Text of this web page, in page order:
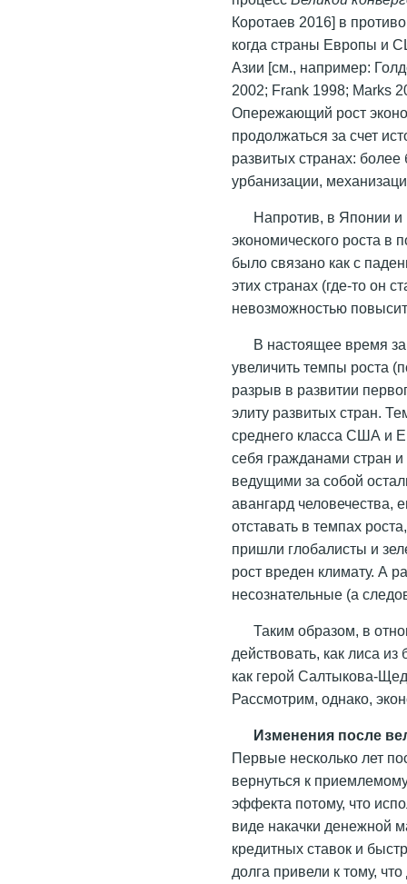
Коротаев 2016] в
когда страны Европы и
Азии [см., например:
2002; Frank 1998; Marks
Опережающий рост
продолжаться за счет
развитых странах:
урбанизации,
Напротив, в Японии и
экономического роста в
было связано как с
этих странах (где-то он
невозможностью
В настоящее время
увеличить темпы роста
разрыв в развитии
элиту развитых стран.
среднего класса США и
себя гражданами стран
ведущими за собой
авангард человечества,
отставать в темпах
пришли глобалисты и
рост вреден климату. А
несознательные (а
Таким образом, в
действовать, как лиса
как герой Салтыкова-
Рассмотрим, однако,
Изменения после
Первые несколько лет
вернуться к
эффекта потому, что
виде накачки денежной
кредитных ставок и
долга привели к тому,